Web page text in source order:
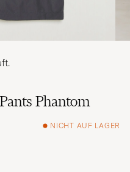
Phantom
NICHT AUF LAGER